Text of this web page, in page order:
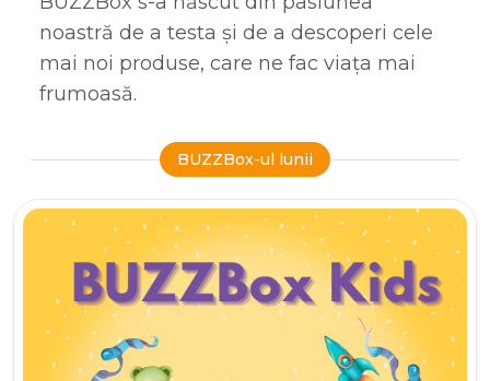
noastră de a testa și de a descoperi cele
mai noi produse, care ne fac viața mai
frumoasă.
BUZZBox-ul lunii